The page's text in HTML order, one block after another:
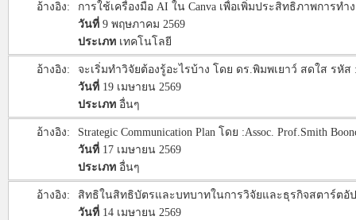
อ้างอิง:
การใช้เครื่องมือ AI ใน Canva เพื่อเพิ่มประสิทธิภาพการท
วันที่ 9 พฤษภาคม 2569
ประเภท เทคโนโลยี
อ้างอิง:
จะเริ่มทำวิจัยต้องรู้อะไรบ้าง โดย ดร.พิมพเยาว์ สดใส รหัส
วันที่ 19 เมษายน 2569
ประเภท อื่นๆ
อ้างอิง:
Strategic Communication Plan โดย :Assoc. Prof.Smith
วันที่ 17 เมษายน 2569
ประเภท อื่นๆ
อ้างอิง:
สิทธิในสิทธิบัตรและบทบาทในการวิจัยและธุรกิจสตาร์ตอั
วันที่ 14 เมษายน 2569